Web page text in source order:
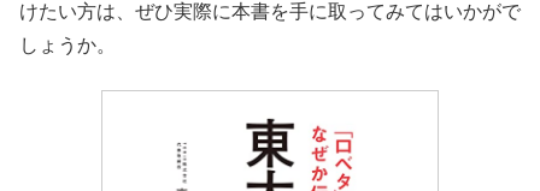
けたい方は、ぜひ実際に本書を手に取ってみてはいかがで
しょうか。